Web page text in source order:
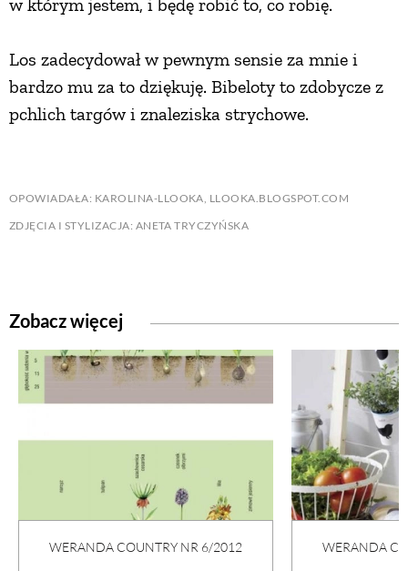
w którym jestem, i będę robić to, co robię.
Los zadecydował w pewnym sensie za mnie i
bardzo mu za to dziękuję. Bibeloty to zdobycze z
pchlich targów i znaleziska strychowe.
OPOWIADAŁA: KAROLINA-LLOOKA, LLOOKA.BLOGSPOT.COM
ZDJĘCIA I STYLIZACJA: ANETA TRYCZYŃSKA
Zobacz więcej
WERANDA COUNTRY NR 6/2012 WERANDA